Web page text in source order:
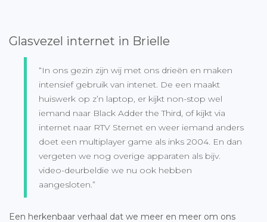
Glasvezel internet in Brielle
“In ons gezin zijn wij met ons drieën en maken
intensief gebruik van intenet. De een maakt
huiswerk op z’n laptop, er kijkt non-stop wel
iemand naar Black Adder the Third, of kijkt via
internet naar RTV Sternet en weer iemand anders
doet een multiplayer game als inks 2004. En dan
vergeten we nog overige apparaten als bijv.
video-deurbeldie we nu ook hebben
aangesloten.”
Een herkenbaar verhaal dat we meer en meer om ons